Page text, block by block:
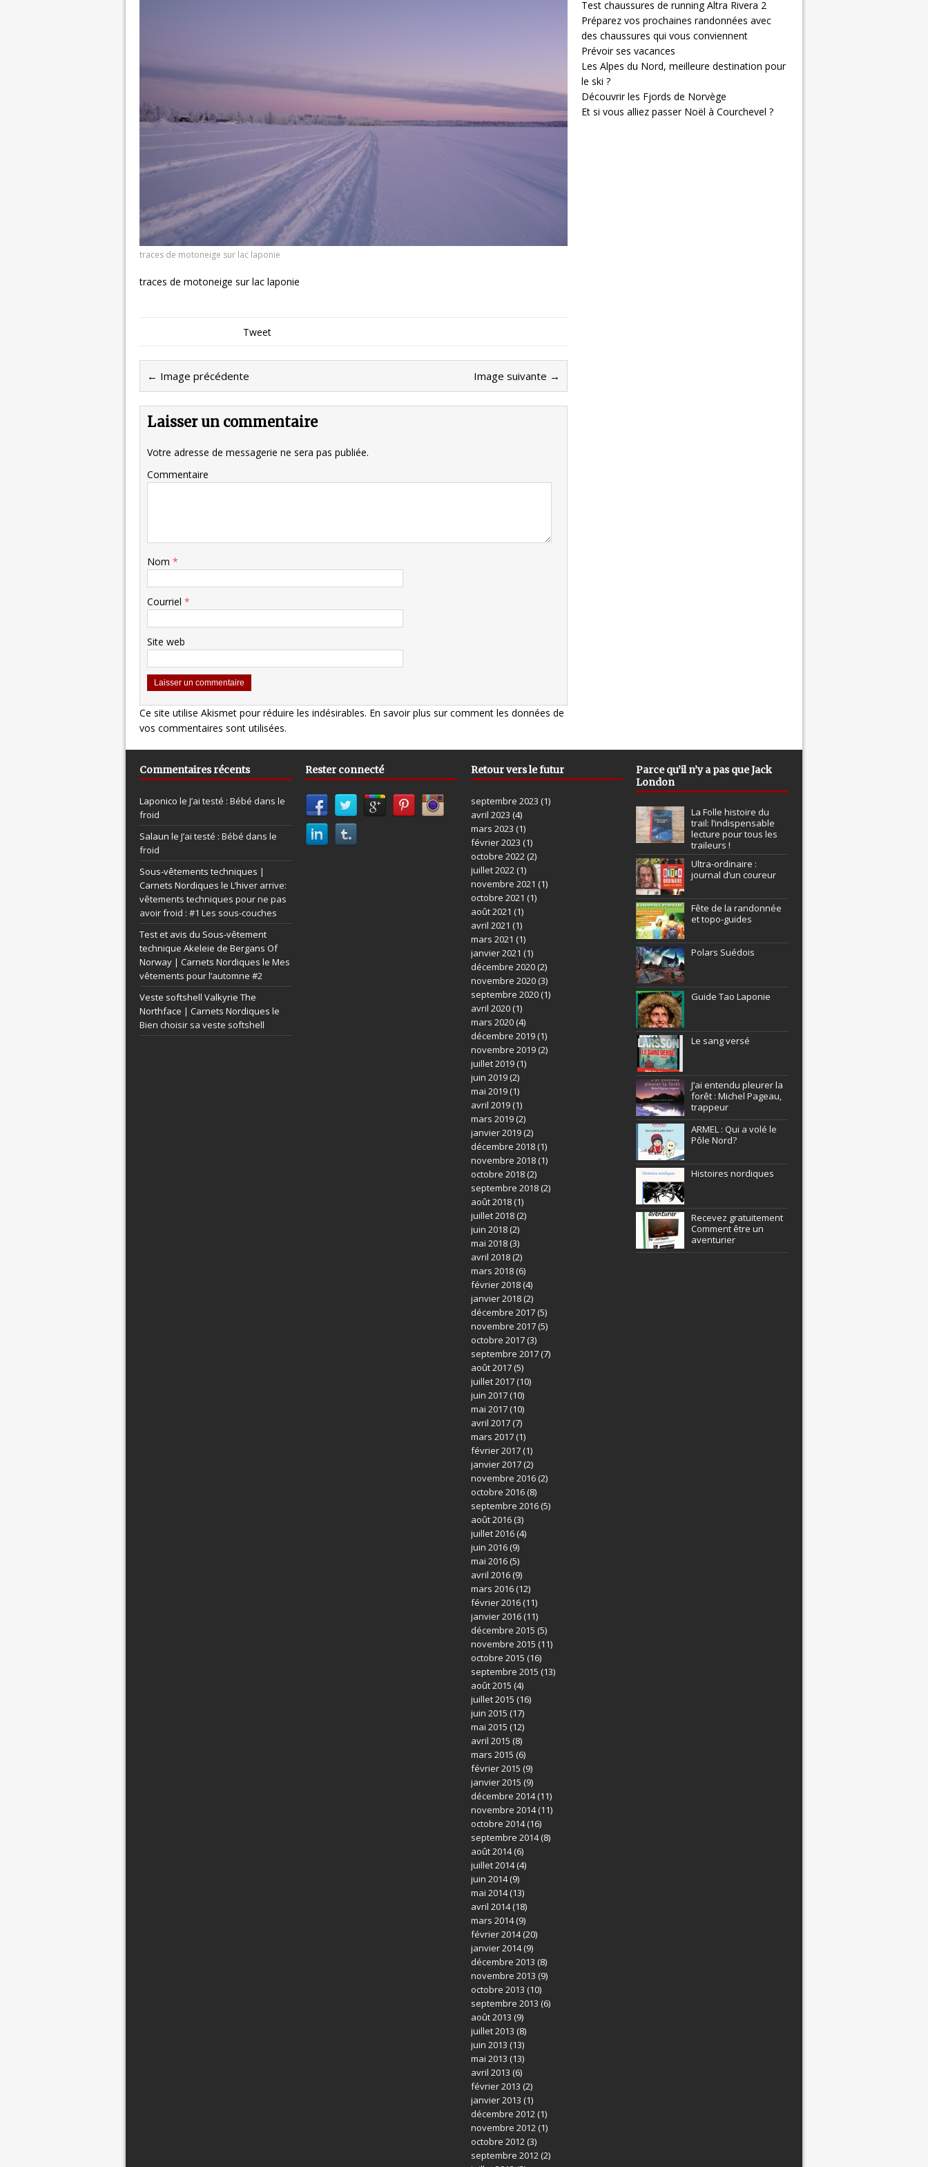
traces de motoneige sur lac laponie
traces de motoneige sur lac laponie
Tweet
← Image précédente Image suivante →
Laisser un commentaire
Votre adresse de messagerie ne sera pas publiée.
Commentaire
Nom *
Courriel *
Site web
Ce site utilise Akismet pour réduire les indésirables. En savoir plus sur comment les données de
vos commentaires sont utilisées.
Test chaussures de running Altra Rivera 2
Préparez vos prochaines randonnées avec
des chaussures qui vous conviennent
Prévoir ses vacances
Les Alpes du Nord, meilleure destination pour
le ski ?
Découvrir les Fjords de Norvège
Et si vous alliez passer Noël à Courchevel ?
Commentaires récents
Laponico le J’ai testé : Bébé dans le
froid
Salaun le J’ai testé : Bébé dans le
froid
Sous-vêtements techniques |
Carnets Nordiques le L’hiver arrive:
vêtements techniques pour ne pas
avoir froid : #1 Les sous-couches
Test et avis du Sous-vêtement
technique Akeleie de Bergans Of
Norway | Carnets Nordiques le Mes
vêtements pour l’automne #2
Veste softshell Valkyrie The
Northface | Carnets Nordiques le
Bien choisir sa veste softshell
Rester connecté Retour vers le futur
septembre 2023 (1)
avril 2023 (4)
mars 2023 (1)
février 2023 (1)
octobre 2022(2)
juillet 2022(1)
novembre 2021 (1)
octobre 2021 (1)
août 2021 (1)
avril 2021 (1)
mars 2021 (1)
janvier 2021 (1)
décembre 2020(2)
novembre 2020(3)
septembre 2020(1)
avril 2020(1)
mars 2020(4)
décembre 2019(1)
novembre 2019(2)
juillet 2019(1)
juin 2019(2)
mai 2019(1)
avril 2019(1)
mars 2019(2)
janvier 2019(2)
décembre 2018(1)
novembre 2018(1)
octobre 2018(2)
septembre 2018(2)
août 2018(1)
juillet 2018(2)
juin 2018(2)
mai 2018(3)
avril 2018(2)
mars 2018(6)
février 2018(4)
janvier 2018(2)
décembre 2017(5)
novembre 2017(5)
octobre 2017(3)
septembre 2017(7)
août 2017(5)
juillet 2017(10)
juin 2017(10)
mai 2017(10)
avril 2017(7)
mars 2017(1)
février 2017(1)
janvier 2017(2)
novembre 2016(2)
octobre 2016(8)
septembre 2016(5)
août 2016(3)
juillet 2016(4)
juin 2016(9)
mai 2016(5)
avril 2016(9)
mars 2016(12)
février 2016(11)
janvier 2016(11)
décembre 2015 (5)
novembre 2015 (11)
octobre 2015 (16)
septembre 2015 (13)
août 2015 (4)
juillet 2015 (16)
juin 2015 (17)
mai 2015 (12)
avril 2015 (8)
mars 2015 (6)
février 2015 (9)
janvier 2015 (9)
décembre 2014(11)
novembre 2014(11)
octobre 2014(16)
septembre 2014(8)
août 2014(6)
juillet 2014(4)
juin 2014(9)
mai 2014(13)
avril 2014(18)
mars 2014(9)
février 2014(20)
janvier 2014(9)
décembre 2013 (8)
novembre 2013 (9)
octobre 2013 (10)
septembre 2013 (6)
août 2013 (9)
juillet 2013 (8)
juin 2013 (13)
mai 2013 (13)
avril 2013 (6)
février 2013 (2)
janvier 2013 (1)
décembre 2012(1)
novembre 2012(1)
octobre 2012(3)
septembre 2012(2)
Parce qu’il n’y a pas que Jack
London
La Folle histoire du
trail: l’indispensable
lecture pour tous les
traileurs !
Ultra-ordinaire :
journal d’un coureur
Fête de la randonnée
et topo-guides
Polars Suédois
Guide Tao Laponie
Le sang versé
J’ai entendu pleurer la
forêt : Michel Pageau,
trappeur
ARMEL : Qui a volé le
Pôle Nord?
Histoires nordiques
Recevez gratuitement
Comment être un
aventurier